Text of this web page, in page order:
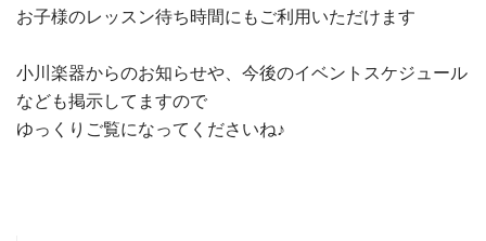
お子様のレッスン待ち時間にもご利用いただけます
小川楽器からのお知らせや、今後のイベントスケジュール
なども掲示してますので
ゆっくりご覧になってくださいね♪